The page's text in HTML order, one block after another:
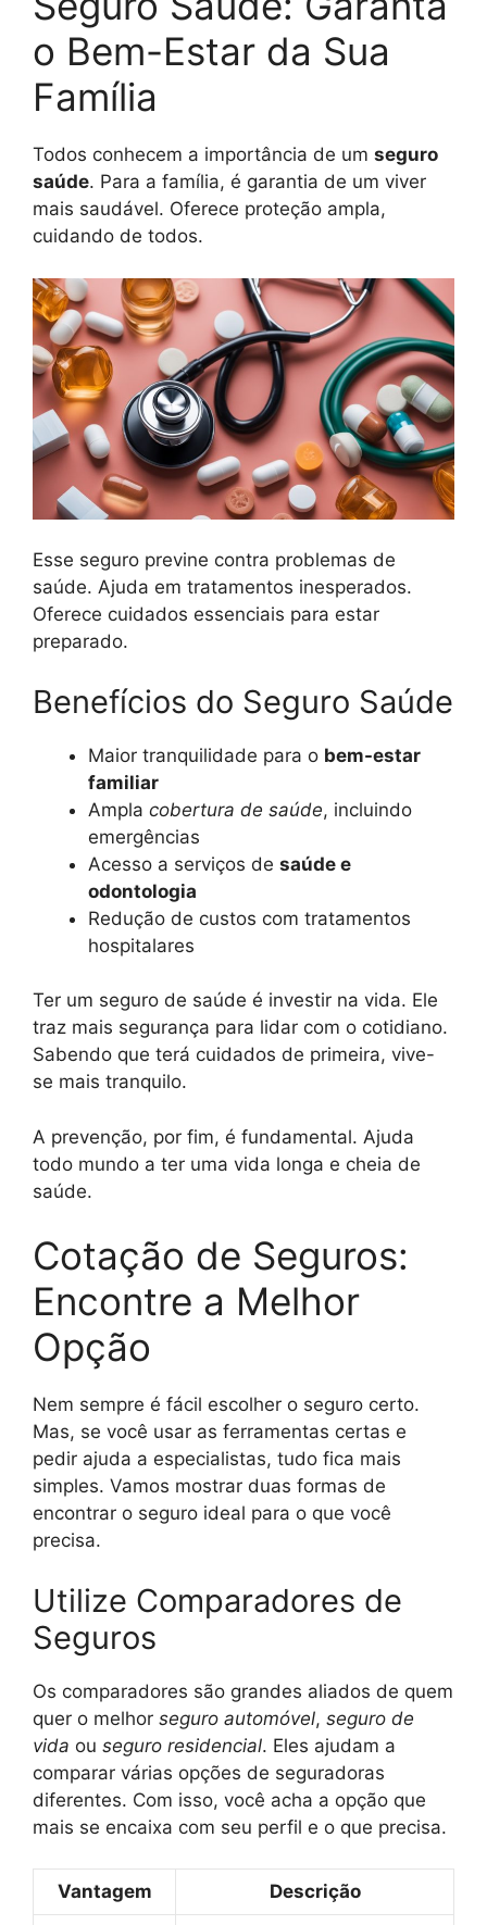
o Bem-Estar da Sua
Família
Todos conhecem a importância de um seguro
saúde. Para a família, é garantia de um viver
mais saudável. Oferece proteção ampla,
cuidando de todos.
Esse seguro previne contra problemas de
saúde. Ajuda em tratamentos inesperados.
Oferece cuidados essenciais para estar
preparado.
Benefícios do Seguro Saúde
Maior tranquilidade para o bem-estar
familiar
Ampla cobertura de saúde, incluindo
emergências
Acesso a serviços de saúde e
odontologia
Redução de custos com tratamentos
hospitalares
Ter um seguro de saúde é investir na vida. Ele
traz mais segurança para lidar com o cotidiano.
Sabendo que terá cuidados de primeira, vive-
se mais tranquilo.
A prevenção, por fim, é fundamental. Ajuda
todo mundo a ter uma vida longa e cheia de
saúde.
Cotação de Seguros:
Encontre a Melhor
Opção
Nem sempre é fácil escolher o seguro certo.
Mas, se você usar as ferramentas certas e
pedir ajuda a especialistas, tudo fica mais
simples. Vamos mostrar duas formas de
encontrar o seguro ideal para o que você
precisa.
Utilize Comparadores de
Seguros
Os comparadores são grandes aliados de quem
quer o melhor seguro automóvel, seguro de
vida ou seguro residencial. Eles ajudam a
comparar várias opções de seguradoras
diferentes. Com isso, você acha a opção que
mais se encaixa com seu perfil e o que precisa.
Vantagem Descrição